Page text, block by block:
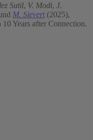
Sutil, V. Modi, J.
M. Sievert(2025),
Years after Connection.